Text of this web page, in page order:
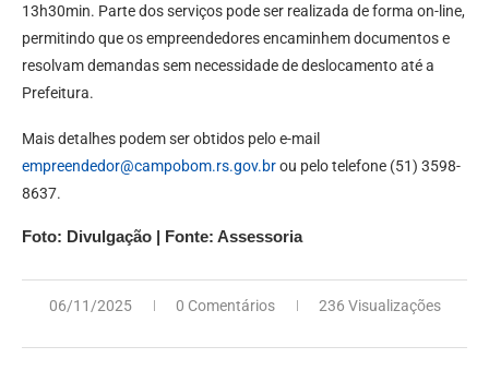
13h30min. Parte dos serviços pode ser realizada de forma on-line,
permitindo que os empreendedores encaminhem documentos e
resolvam demandas sem necessidade de deslocamento até a
Prefeitura.
Mais detalhes podem ser obtidos pelo e-mail
empreendedor@campobom.rs.gov.brou pelo telefone (51) 3598-
8637.
Foto: Divulgação | Fonte: Assessoria
06/11/2025 0 Comentários 236 Visualizações